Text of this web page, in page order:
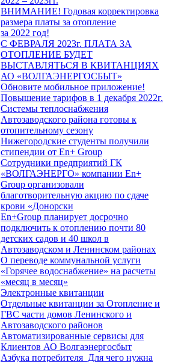
ВНИМАНИЕ! Годовая корректировка
размера платы за отопление
за 2022 год!
С ФЕВРАЛЯ 2023г. ПЛАТА ЗА
ОТОПЛЕНИЕ БУДЕТ
ВЫСТАВЛЯТЬСЯ В КВИТАНЦИЯХ
АО «ВОЛГАЭНЕРГОСБЫТ»
Обновите мобильное приложение!
Повышение тарифов в 1 декабря 2022г.
Системы теплоснабжения
Автозаводского района готовы к
отопительному сезону
Нижегородские студенты получили
стипендии от En+ Group
Сотрудники предприятий ГК
«ВОЛГАЭНЕРГО» компании En+
Group организовали
благотворительную акцию по сдаче
крови «Донорски
En+Group планирует досрочно
подключить к отоплению почти 80
детских садов и 40 школ в
Автозаводском и Ленинском районах
О переводе коммунальной услуги
«Горячее водоснабжение» на расчеты
«месяц в месяц»
Электронные квитанции
Отдельные квитанции за Отопление и
ГВС части домов Ленинского и
Автозаводского районов
Автоматизированные сервисы для
Клиентов АО Волгаэнергосбыт
Азбука потребителя_Для чего нужна